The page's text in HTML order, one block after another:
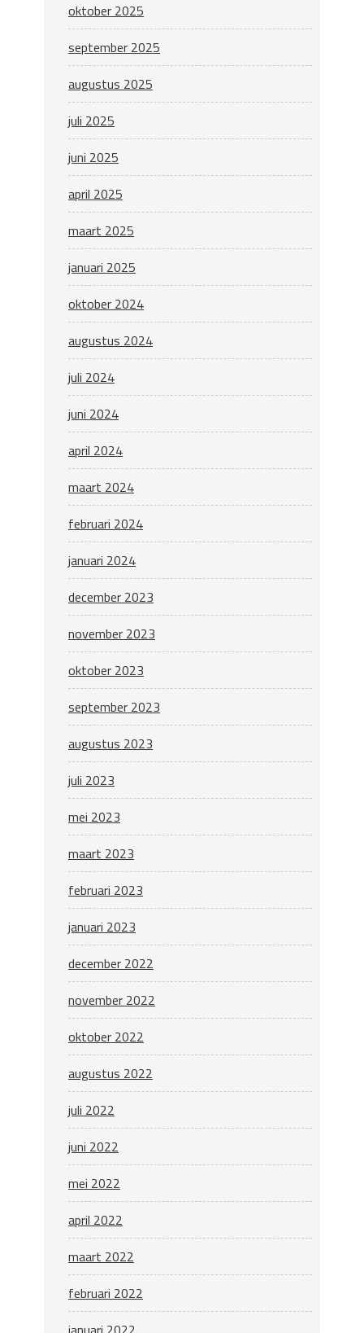
oktober 2025
september 2025
augustus 2025
juli 2025
juni 2025
april 2025
maart 2025
januari 2025
oktober 2024
augustus 2024
juli 2024
juni 2024
april 2024
maart 2024
februari 2024
januari 2024
december 2023
november 2023
oktober 2023
september 2023
augustus 2023
juli 2023
mei 2023
maart 2023
februari 2023
januari 2023
december 2022
november 2022
oktober 2022
augustus 2022
juli 2022
juni 2022
mei 2022
april 2022
maart 2022
februari 2022